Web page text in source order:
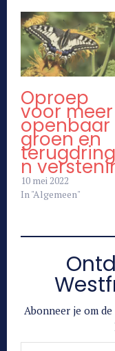
locaties dit…
Oproep
voor meer
openbaar
groen en
n
10 mei 2022
In "Algemeen"
Abonneer je om
Typ je e-mail...